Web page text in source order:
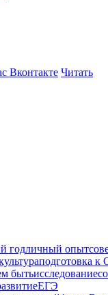
Вконтакте Читать
годличный опыт
подготовка к
бытьисследование
ЕГЭ